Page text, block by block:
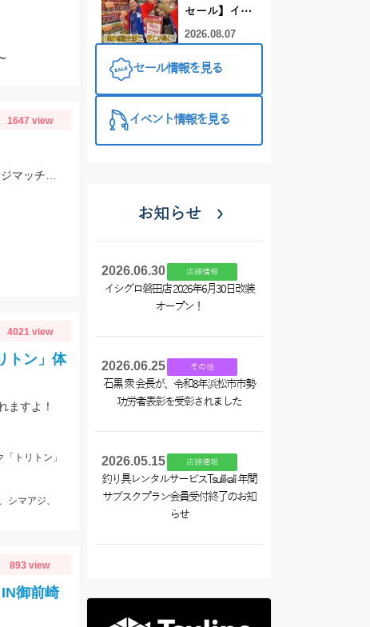
1647 view
4021 view
トン」体
ますよ！
トリトン」
シマアジ、
893 view
御前崎
ラス受注会～
セール】イカ
メタルスッ
仕掛けがまと
トでお買い
得！
2026.08.07
セール情報を見る
イベント情報を見る
お知らせ
2026.06.30 店舗情報
イシグロ磐田店 2026年6月30日改装
オープン！
2026.06.25 その他
石黒 衆 会長が、令和8年浜松市市勢
功労者表彰を受彰されました
2026.05.15 店舗情報
釣り具レンタルサービスTsulikali 年間
サブスクプラン会員受付終了のお知
らせ